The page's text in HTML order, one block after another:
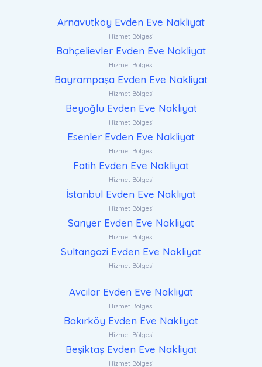
Arnavutköy Evden Eve Nakliyat
Hizmet Bölgesi
Bahçelievler Evden Eve Nakliyat
Hizmet Bölgesi
Bayrampaşa Evden Eve Nakliyat
Hizmet Bölgesi
Beyoğlu Evden Eve Nakliyat
Hizmet Bölgesi
Esenler Evden Eve Nakliyat
Hizmet Bölgesi
Fatih Evden Eve Nakliyat
Hizmet Bölgesi
İstanbul Evden Eve Nakliyat
Hizmet Bölgesi
Sarıyer Evden Eve Nakliyat
Hizmet Bölgesi
Sultangazi Evden Eve Nakliyat
Hizmet Bölgesi
Avcılar Evden Eve Nakliyat
Hizmet Bölgesi
Bakırköy Evden Eve Nakliyat
Hizmet Bölgesi
Beşiktaş Evden Eve Nakliyat
Hizmet Bölgesi